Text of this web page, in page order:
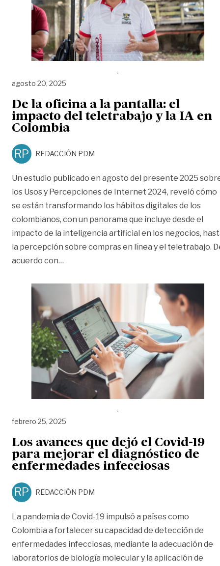
agosto 20, 2025
De la oficina a la pantalla: el
impacto del teletrabajo y la IA en
Colombia
RP REDACCIÓN PDM
Un estudio publicado en agosto del presente 2025
los Usos y Percepciones de Internet 2024, reveló cómo
se están transformando los hábitos digitales de los
colombianos, con un panorama que incluye desde el
impacto de la inteligencia artificial en los negocios,
la percepción sobre compras en línea y el teletrabajo.
acuerdo con…
febrero 25, 2025
Los avances que dejó el Covid-19
para mejorar el diagnóstico de
enfermedades infecciosas
RP REDACCIÓN PDM
La pandemia de Covid-19 impulsó a países como
Colombia a fortalecer su capacidad de detección de
enfermedades infecciosas, mediante la adecuación de
laboratorios de biología molecular y la aplicación de